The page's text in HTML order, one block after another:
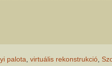
palota virtuális rekonstrukció